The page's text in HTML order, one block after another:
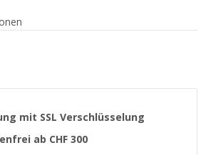
mit SSL Verschlüsselung
ab CHF 300